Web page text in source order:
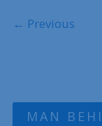
Post
← Previous
MAN